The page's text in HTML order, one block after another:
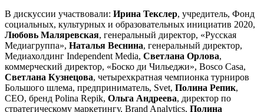
В дискуссии участвовали: Ирина Текслер, учредитель, Фонд
социальных, культурных и образовательных инициатив 2020,
Любовь Маляревская, генеральный директор, «Русская
Медиагруппа», Наталья Веснина, генеральный директор,
Медиахолдинг Independent Media, Светлана Орлова,
коммерческий директор, «Боско ди Чильеджи», Bosco Casa,
Светлана Кузнецова, четырехкратная чемпионка турниров
Большого шлема, предприниматель, Svet, Полина Репик,
CEO, бренд Polina Repik, Ольга Андреева, директор по
стратегическому маркетингу, Brand Analytics, Полина